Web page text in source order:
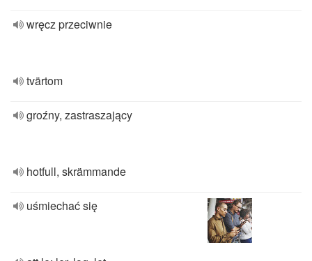
wręcz przeciwnie
tvärtom
groźny, zastraszający
hotfull, skrämmande
uśmiechać się